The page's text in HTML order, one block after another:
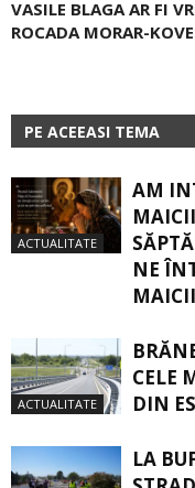
VASILE BLAGA AR FI
ROCADA MORAR-
PE ACEEASI TEMA
ACTUALITATE
AM
NE
ACTUALITATE
CELE
DIN
LA